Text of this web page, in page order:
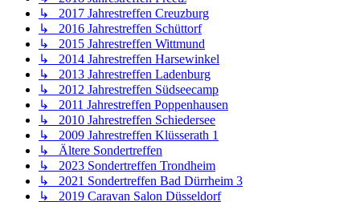
↳ 2017 Jahrestreffen Creuzburg
↳ 2016 Jahrestreffen Schüttorf
↳ 2015 Jahrestreffen Wittmund
↳ 2014 Jahrestreffen Harsewinkel
↳ 2013 Jahrestreffen Ladenburg
↳ 2012 Jahrestreffen Südseecamp
↳ 2011 Jahrestreffen Poppenhausen
↳ 2010 Jahrestreffen Schiedersee
↳ 2009 Jahrestreffen Klüsserath 1
↳ Ältere Sondertreffen
↳ 2023 Sondertreffen Trondheim
↳ 2021 Sondertreffen Bad Dürrheim 3
↳ 2019 Caravan Salon Düsseldorf